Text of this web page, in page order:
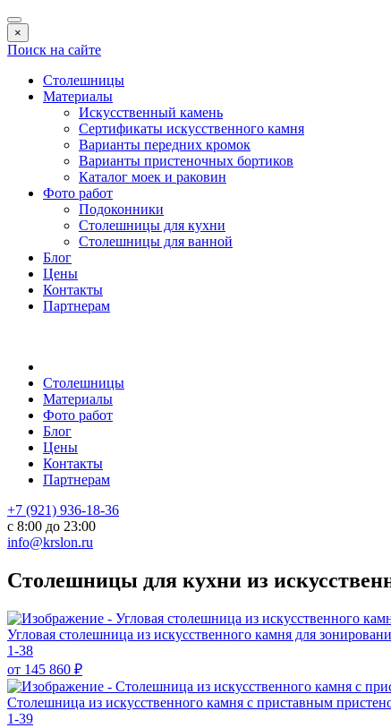
×
Поиск на сайте
Столешницы
Материалы
Искусственный камень
Сертификаты искусственного камня
Варианты передних кромок
Варианты пристеночных бортиков
Каталог моек и раковин
Фото работ
Подоконники
Столешницы для кухни
Столешницы для ванной
Блог
Цены
Контакты
Партнерам
Столешницы
Материалы
Фото работ
Блог
Цены
Контакты
Партнерам
+7 (921) 936-18-36
с 8:00 до 23:00
info@krslon.ru
Столешницы для кухни из
Угловая столешница из искусственного камня для
1-38
от 145 860 ₽
Столешница из искусственного камня с приставным
1-39